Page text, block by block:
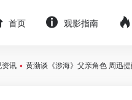
首页 观影指南
资讯 • 黄渤谈《涉海》父亲角色 周迅